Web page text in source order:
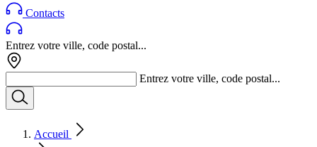
Contacts
Entrez votre ville, code postal...
Entrez votre ville, code postal...
Accueil